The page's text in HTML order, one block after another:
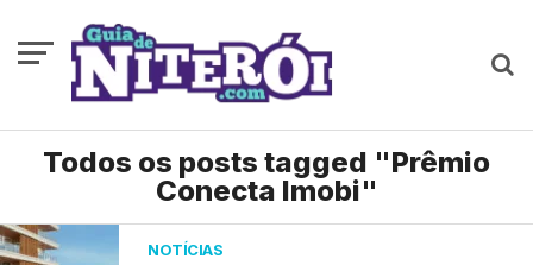
Todos os posts tagged "Prêmio
Conecta Imobi"
NOTÍCIAS